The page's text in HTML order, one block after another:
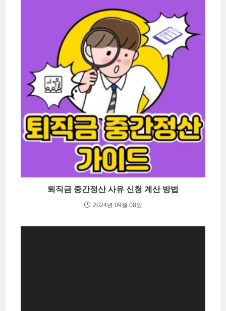
퇴직금 중간정산 사유 신청 계산 방법
2024년 09월 08일